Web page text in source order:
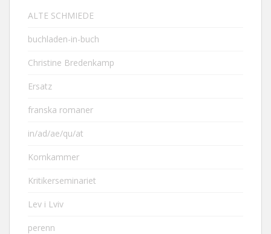
ALTE SCHMIEDE
buchladen-in-buch
Christine Bredenkamp
Ersatz
franska romaner
in/ad/ae/qu/at
Kornkammer
Kritikerseminariet
Lev i Lviv
perenn